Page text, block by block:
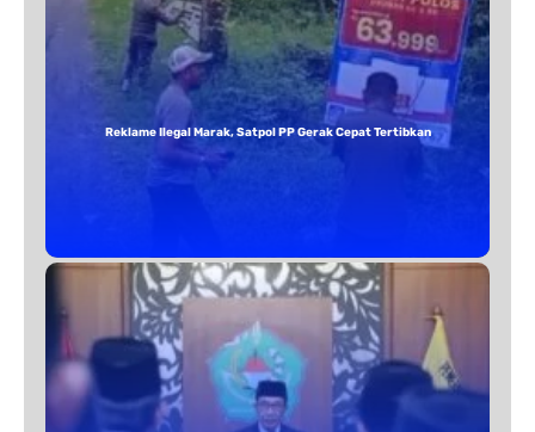
Reklame Ilegal Marak, Satpol PP Gerak Cepat Tertibkan